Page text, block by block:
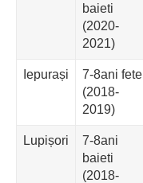
baieti
(2020-
2021)
Iepurași
7-8ani fete
(2018-
2019)
Lupișori
7-8ani
baieti
(2018-